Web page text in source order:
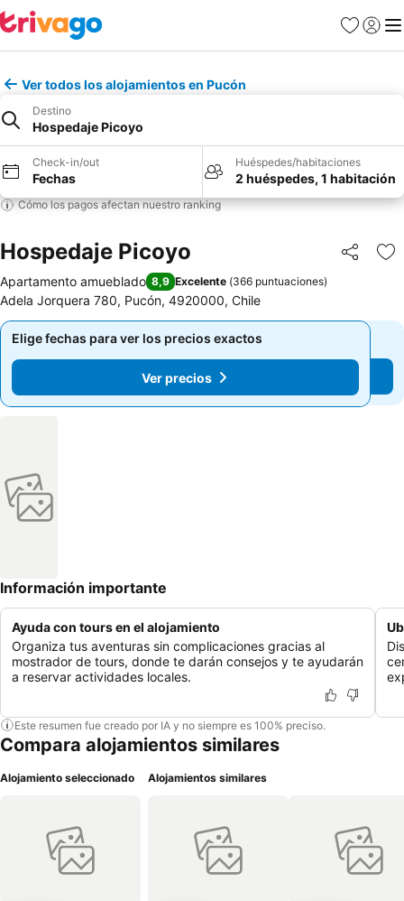
Favoritos
Iniciar
Ver todos los alojamientos en Pucón
Destino
Hospedaje Picoyo
Check-in/out
Fechas
Huéspedes/habitaciones
2 huéspedes, 1 habitación
Cómo los pagos afectan nuestro ranking
Hospedaje Picoyo Compartir
Apartamento amueblado 8,9 Excelente (366 puntuaciones)
Adela Jorquera 780, Pucón, 4920000, Chile
Elige fechas para ver los precios exactos
Ver precios
Elige fechas para ver los precios exactos
Ver precios
Información importante
Ayuda con tours en el alojamiento
Organiza tus aventuras sin complicaciones gracias al
mostrador de tours, donde te darán consejos y te ayudarán
a reservar actividades locales.
Este resumen fue creado por IA y no siempre es 100% preciso.
Compara alojamientos similares
Alojamiento seleccionado Alojamientos similares